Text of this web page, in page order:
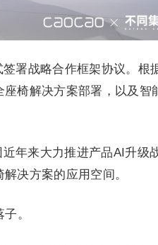
署战略合作框架协议。根
椅解决方案部署，以及智
年来大力推进产品AI升级
决方案的应用空间。
。